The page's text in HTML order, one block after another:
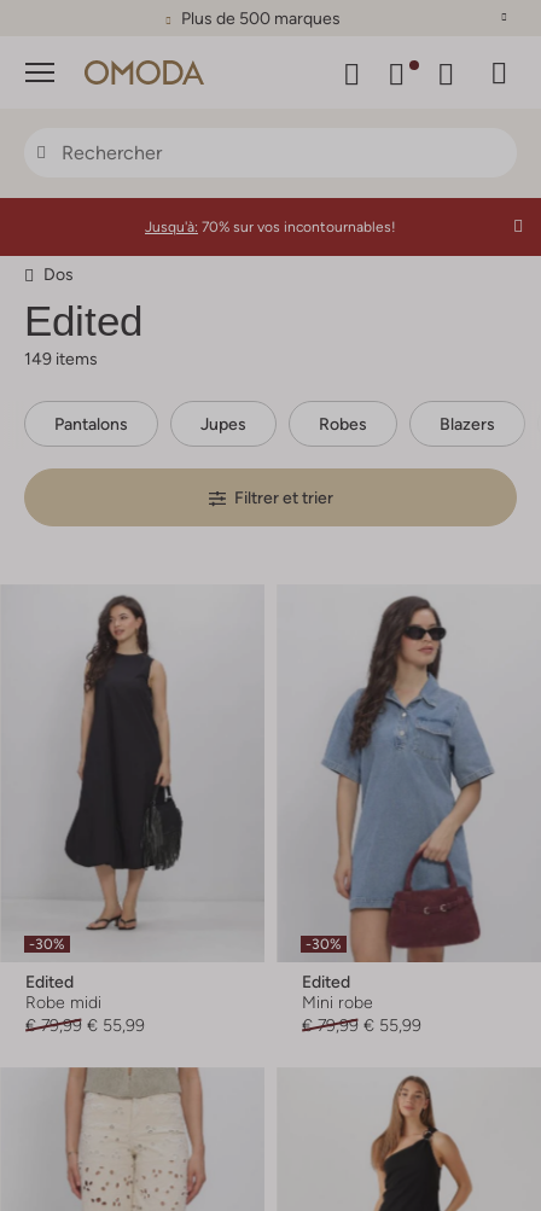
Plus de 500 marques
Menu
Jusqu'à: 70% sur vos incontournables!
Dos
Edited
149 items
Pantalons Jupes Robes Blazers
Filtrer et trier
-30%
Edited
Robe midi
€ 79,99 € 55,99
-30%
Edited
Mini robe
€ 79,99 € 55,99